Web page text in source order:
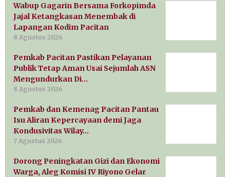
Wabup Gagarin Bersama Forkopimda
Jajal Ketangkasan Menembak di
Lapangan Kodim Pacitan
8 Agustus 2026
Pemkab Pacitan Pastikan Pelayanan
Publik Tetap Aman Usai Sejumlah ASN
Mengundurkan Di…
8 Agustus 2026
Pemkab dan Kemenag Pacitan Pantau
Isu Aliran Kepercayaan demi Jaga
Kondusivitas Wilay…
7 Agustus 2026
Dorong Peningkatan Gizi dan Ekonomi
Warga, Aleg Komisi IV Riyono Gelar